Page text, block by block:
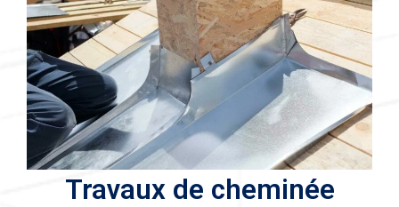
Travaux de cheminée